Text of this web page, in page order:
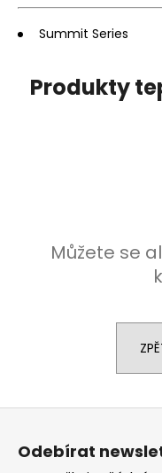
Summit Series
Produkty
Můžete se
-
POD
Odebírat